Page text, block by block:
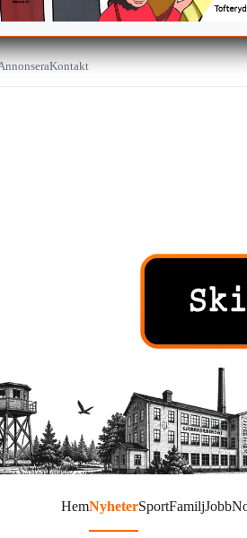
Kontakt
HemNyheterSportFamiljJobb